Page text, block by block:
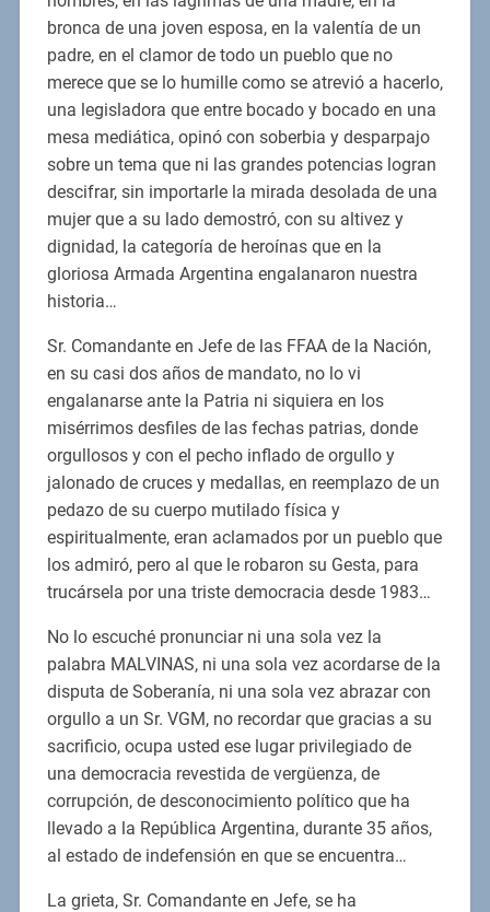
bronca de una joven esposa, en la valentía de un
padre, en el clamor de todo un pueblo que no
merece que se lo humille como se atrevió a hacerlo,
una legisladora que entre bocado y bocado en una
mesa mediática, opinó con soberbia y desparpajo
sobre un tema que ni las grandes potencias logran
descifrar, sin importarle la mirada desolada de una
mujer que a su lado demostró, con su altivez y
dignidad, la categoría de heroínas que en la
gloriosa Armada Argentina engalanaron nuestra
historia…
Sr. Comandante en Jefe de las FFAA de la Nación,
en su casi dos años de mandato, no lo vi
engalanarse ante la Patria ni siquiera en los
misérrimos desfiles de las fechas patrias, donde
orgullosos y con el pecho inflado de orgullo y
jalonado de cruces y medallas, en reemplazo de un
pedazo de su cuerpo mutilado física y
espiritualmente, eran aclamados por un pueblo que
los admiró, pero al que le robaron su Gesta, para
trucársela por una triste democracia desde 1983…
No lo escuché pronunciar ni una sola vez la
palabra MALVINAS, ni una sola vez acordarse de la
disputa de Soberanía, ni una sola vez abrazar con
orgullo a un Sr. VGM, no recordar que gracias a su
sacrificio, ocupa usted ese lugar privilegiado de
una democracia revestida de vergüenza, de
corrupción, de desconocimiento político que ha
llevado a la República Argentina, durante 35 años,
al estado de indefensión en que se encuentra…
La grieta, Sr. Comandante en Jefe, se ha